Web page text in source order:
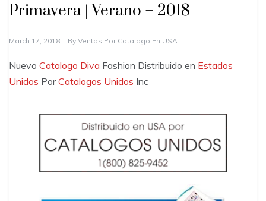
Primavera | Verano – 2018
March 17, 2018 By Ventas Por Catalogo En USA
Nuevo Catalogo Diva Fashion Distribuido en Estados
Unidos PorCatalogos Unidos Inc